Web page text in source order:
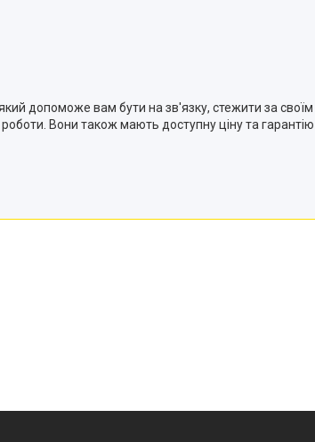
допоможе вам бути на зв'язку, стежити за
Вони також мають доступну ціну та